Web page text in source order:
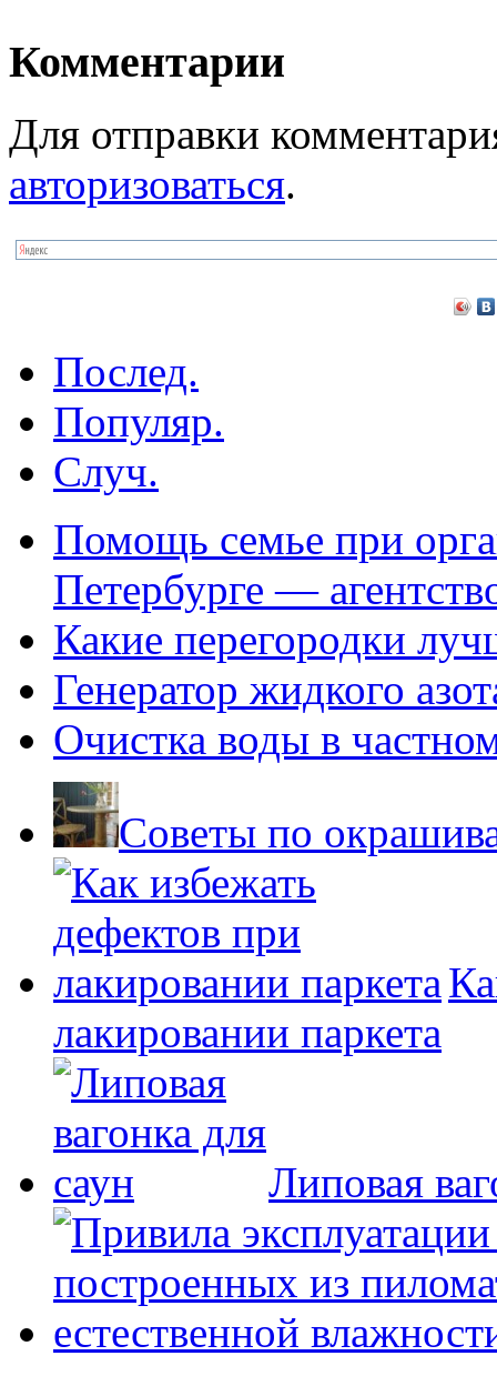
Комментарии
Для отправки
авторизоваться.
Послед.
Популяр.
Случ.
Помощь семье при
Петербурге —
Какие перегородки
Генератор жидкого
Очистка воды в
Советы по
лакировании паркета
Липовая